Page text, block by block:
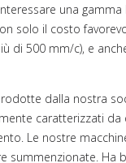
una
solo il costo
di 500 mm/c), e
dalla nostra
caratterizzati
Le nostre
summenzionate. Ha